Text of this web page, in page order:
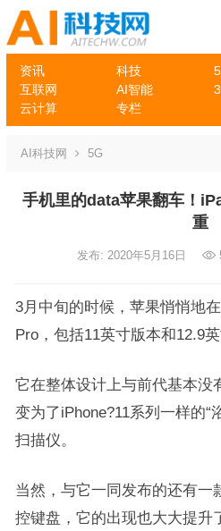
资讯 科技
互联网
AI智能
云计算
专栏
AI科技网 5G
手机里的data苹果翻车！
重
发布: 2020年5月16日
3月中旬的时候，苹果悄悄地
Pro，包括11英寸版本和12.9英
它在整体设计上与前代基本没
变为了iPhone?11系列一样的“
扫描仪。
当然，与它一同发布的还有一
控键盘，它的出现也大大提升